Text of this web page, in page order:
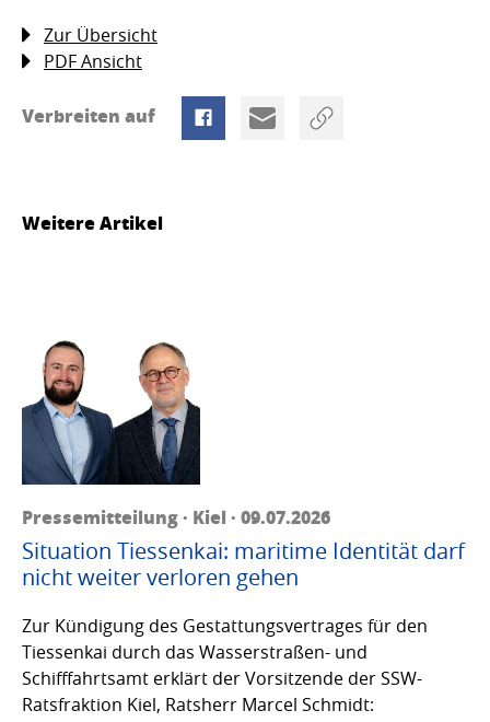
Zur Übersicht
PDF Ansicht
Verbreiten auf
Weitere Artikel
Pressemitteilung · Kiel · 09.07.2026
Situation Tiessenkai: maritime Identität darf
nicht weiter verloren gehen
Zur Kündigung des Gestattungsvertrages für den
Tiessenkai durch das Wasserstraßen- und
Schifffahrtsamt erklärt der Vorsitzende der SSW-
Ratsfraktion Kiel, Ratsherr Marcel Schmidt: